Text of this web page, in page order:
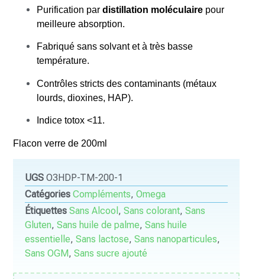
Purification pardistillation moléculaire pour
meilleure absorption.
Fabriqué sans solvant et à très basse
température.
Contrôles stricts des contaminants (métaux
lourds, dioxines, HAP).
Indice totox <11.
Flacon verre de 200ml
UGSO3HDP-TM-200-1
Catégories Compléments,Omega
Étiquettes Sans Alcool ,Sans colorant,Sans
Gluten,Sans huile de palme,Sans huile
essentielle,Sans lactose,Sans nanoparticules,
Sans OGM,Sans sucre ajouté